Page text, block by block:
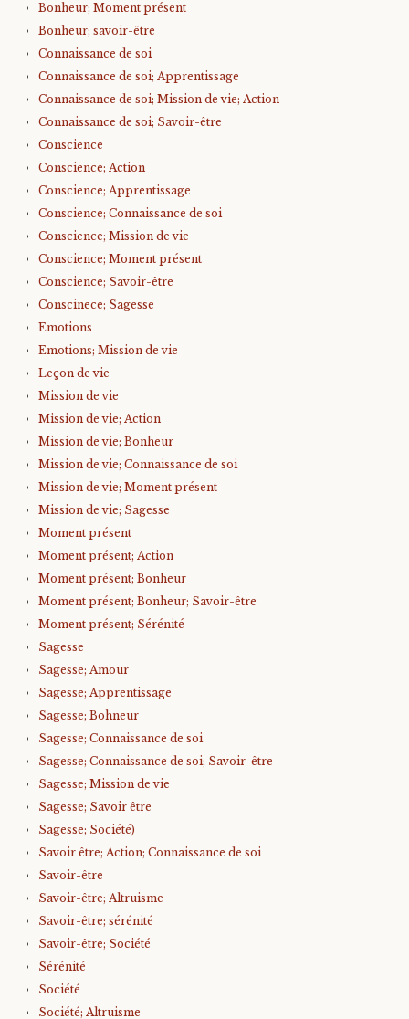
Bonheur; Moment présent
Bonheur; savoir-être
Connaissance de soi
Connaissance de soi; Apprentissage
Connaissance de soi; Mission de vie; Action
Connaissance de soi; Savoir-être
Conscience
Conscience; Action
Conscience; Apprentissage
Conscience; Connaissance de soi
Conscience; Mission de vie
Conscience; Moment présent
Conscience; Savoir-être
Conscinece; Sagesse
Emotions
Emotions; Mission de vie
Leçon de vie
Mission de vie
Mission de vie; Action
Mission de vie; Bonheur
Mission de vie; Connaissance de soi
Mission de vie; Moment présent
Mission de vie; Sagesse
Moment présent
Moment présent; Action
Moment présent; Bonheur
Moment présent; Bonheur; Savoir-être
Moment présent; Sérénité
Sagesse
Sagesse; Amour
Sagesse; Apprentissage
Sagesse; Bohneur
Sagesse; Connaissance de soi
Sagesse; Connaissance de soi; Savoir-être
Sagesse; Mission de vie
Sagesse; Savoir être
Sagesse; Société)
Savoir être; Action; Connaissance de soi
Savoir-être
Savoir-être; Altruisme
Savoir-être; sérénité
Savoir-être; Société
Sérénité
Société
Société; Altruisme